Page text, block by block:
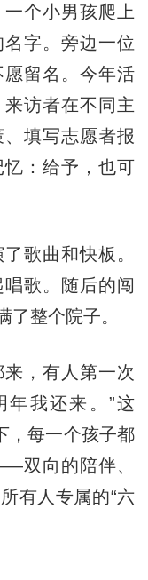
个小男孩爬上
字。旁边一位
留名。今年活
访者在不同主
填写志愿者报
：给予，也可
歌曲和快板。
歌。随后的闯
了整个院子。
，有人第一次
年我还来。”这
，每一个孩子都
双向的陪伴、
有人专属的“六